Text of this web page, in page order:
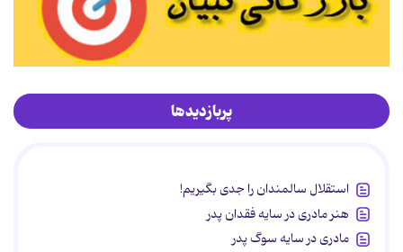
پربازدیدها
استقلال سالمندان را جدی بگیریم!
هنر مادری در سایه‌ فقدان پدر
مادری در سایه سوگ پدر